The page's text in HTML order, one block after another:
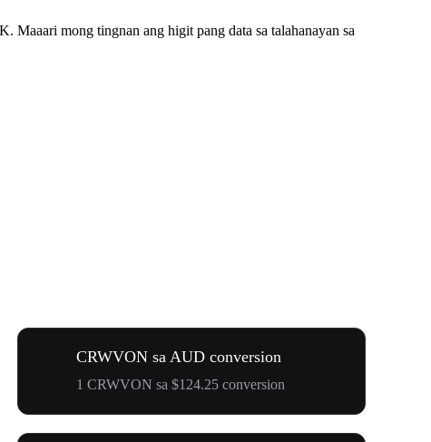
Maaari mong tingnan ang higit pang data sa talahanayan sa
CRWVON sa AUD conversion
1 CRWVON sa $124.25 conversion